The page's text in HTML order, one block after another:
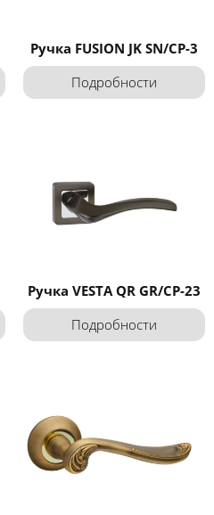
Ручка FUSION JK SN/CP-3
Подробности
Ручка VESTA QR GR/CP-23
Подробности